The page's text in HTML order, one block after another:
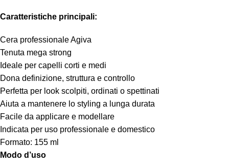
Caratteristiche principali:
Cera professionale Agiva
Tenuta mega strong
Ideale per capelli corti e medi
Dona definizione, struttura e controllo
Perfetta per look scolpiti, ordinati o spettinati
Aiuta a mantenere lo styling a lunga durata
Facile da applicare e modellare
Indicata per uso professionale e domestico
Formato: 155 ml
Modo d’uso